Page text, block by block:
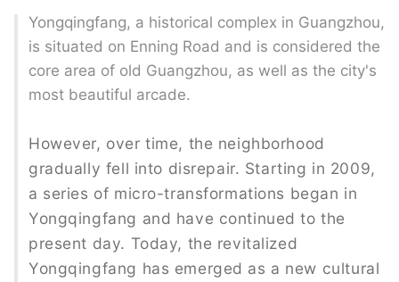
Yongqingfang, a historical complex in Guangzhou,
is situated on Enning Road and is considered the
core area of old Guangzhou, as well as the city's
most beautiful arcade.
However, over time, the neighborhood
gradually fell into disrepair. Starting in 2009,
a series of micro-transformations began in
Yongqingfang and have continued to the
present day. Today, the revitalized
Yongqingfang has emerged as a new cultural